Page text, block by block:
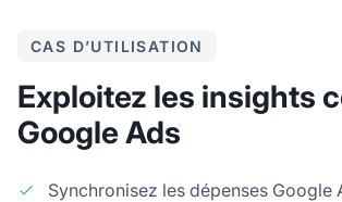
CAS D’UTILISATION
Exploitez les insights
Google Ads
Synchronisez les dépenses Google